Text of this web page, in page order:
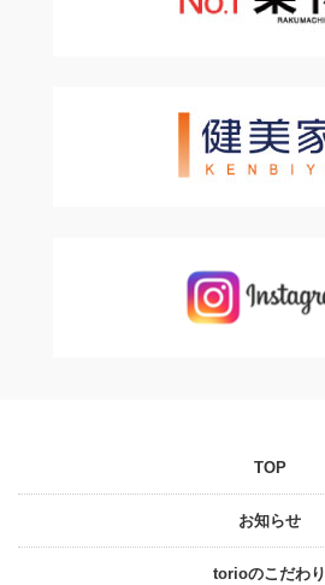
TOP
お知らせ
torioのこだわり